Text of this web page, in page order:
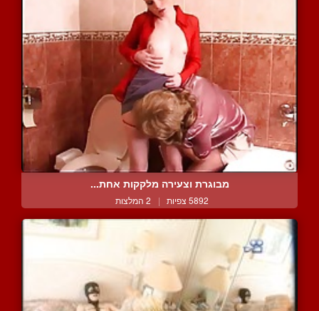
מבוגרת וצעירה מלקקות אחת...
5892 צפיות | 2 המלצות